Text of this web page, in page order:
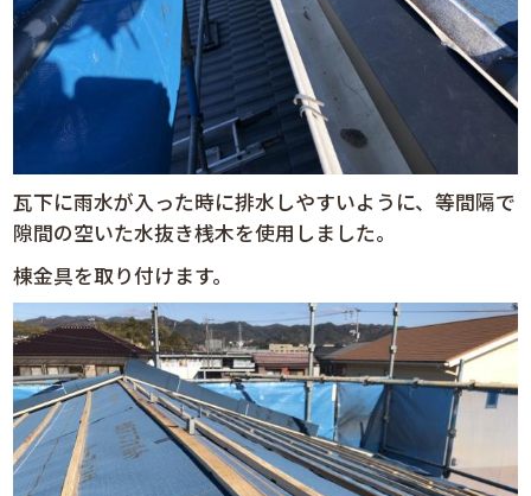
瓦下に雨水が入った時に排水しやすいように、等間隔で
隙間の空いた水抜き桟木を使用しました。
棟金具を取り付けます。